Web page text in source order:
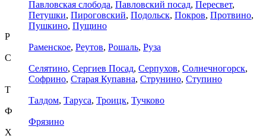
Павловская слобода, Павловский посад, Пересвет,
Петушки, Пироговский, Подольск, Покров, Протвино,
Пушкино, Пущино
Р
Раменское, Реутов, Рошаль, Руза
С
Селятино, Сергиев Посад, Серпухов, Солнечногорск,
Софрино, Старая Купавна, Струнино, Ступино
Т
Талдом, Таруса, Троицк, Тучково
Ф
Фрязино
Х